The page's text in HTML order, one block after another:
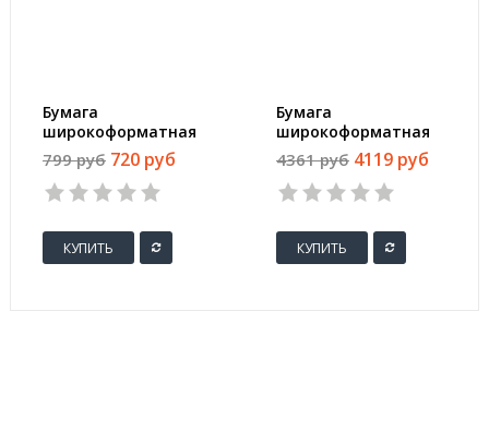
Бумага
широкоформатная
ProMEGA engineer
InkJet 70г 610ммх50м
50,8мм
799 руб 720 руб
КУПИТЬ
Бумага
широкоформатная
ProMEGA engineer
Bright white 80г
620ммх150м 76мм
4361 руб 4119 руб
КУПИТЬ